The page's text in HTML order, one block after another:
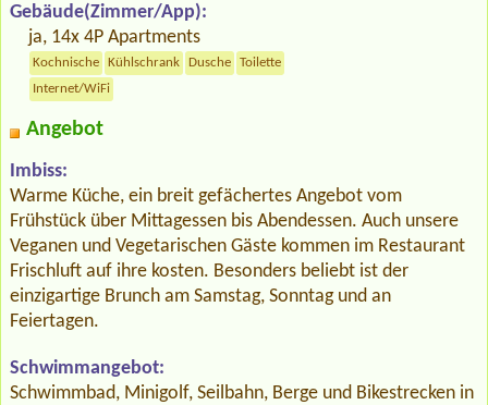
Gebäude(Zimmer/App):
ja, 14x 4P Apartments
Kochnische Kühlschrank Dusche
Toilette
Internet/WiFi
Angebot
Imbiss:
Warme Küche, ein breit gefächertes Angebot vom
Frühstück über Mittagessen bis Abendessen. Auch unsere
Veganen und Vegetarischen Gäste kommen im Restaurant
Frischluft auf ihre kosten. Besonders beliebt ist der
einzigartige Brunch am Samstag, Sonntag und an
Feiertagen.
Schwimmangebot:
Schwimmbad, Minigolf, Seilbahn, Berge und Bikestrecken in